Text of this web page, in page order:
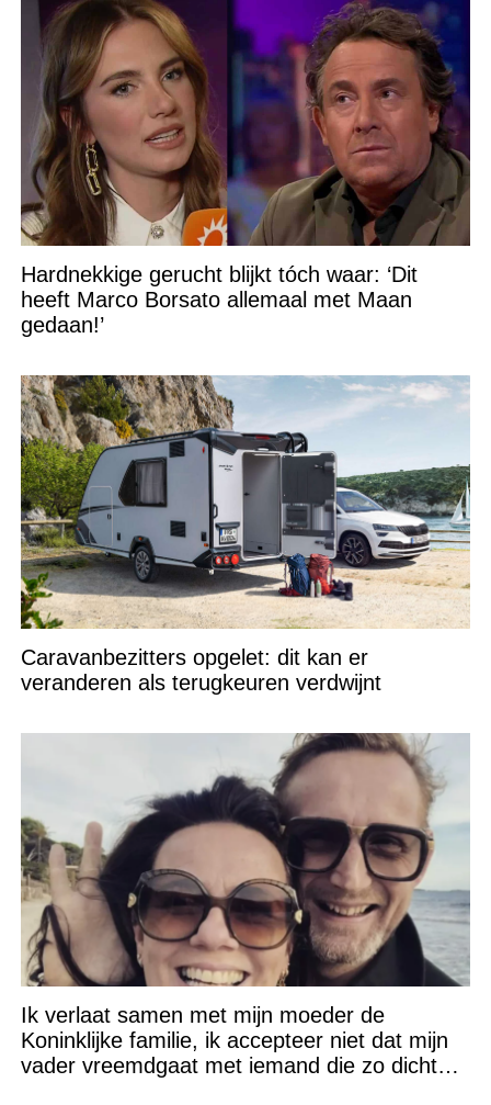
Hardnekkige gerucht blijkt tóch waar: ‘Dit
heeft Marco Borsato allemaal met Maan
gedaan!’
Caravanbezitters opgelet: dit kan er
veranderen als terugkeuren verdwijnt
Ik verlaat samen met mijn moeder de
Koninklijke familie, ik accepteer niet dat mijn
vader vreemdgaat met iemand die zo dichtbij